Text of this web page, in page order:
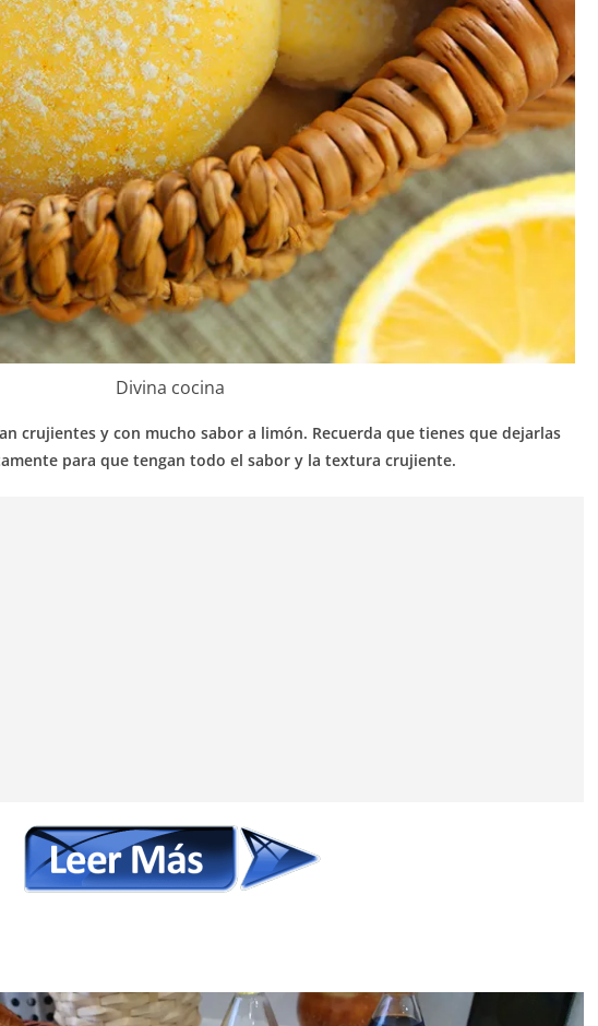
Divina cocina
crujientes y con mucho sabor a limón. Recuerda que tienes que dejarlas
para que tengan todo el sabor y la textura crujiente.